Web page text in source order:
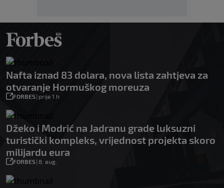
Nafta iznad 83 dolara, nova lista zahtjeva za
otvaranje Hormuškog moreuza
FORBES| prije 1 h
Džeko i Modrić na Jadranu grade luksuzni
turistički kompleks, vrijednost projekta skoro
milijardu eura
FORBES| 8. aug.